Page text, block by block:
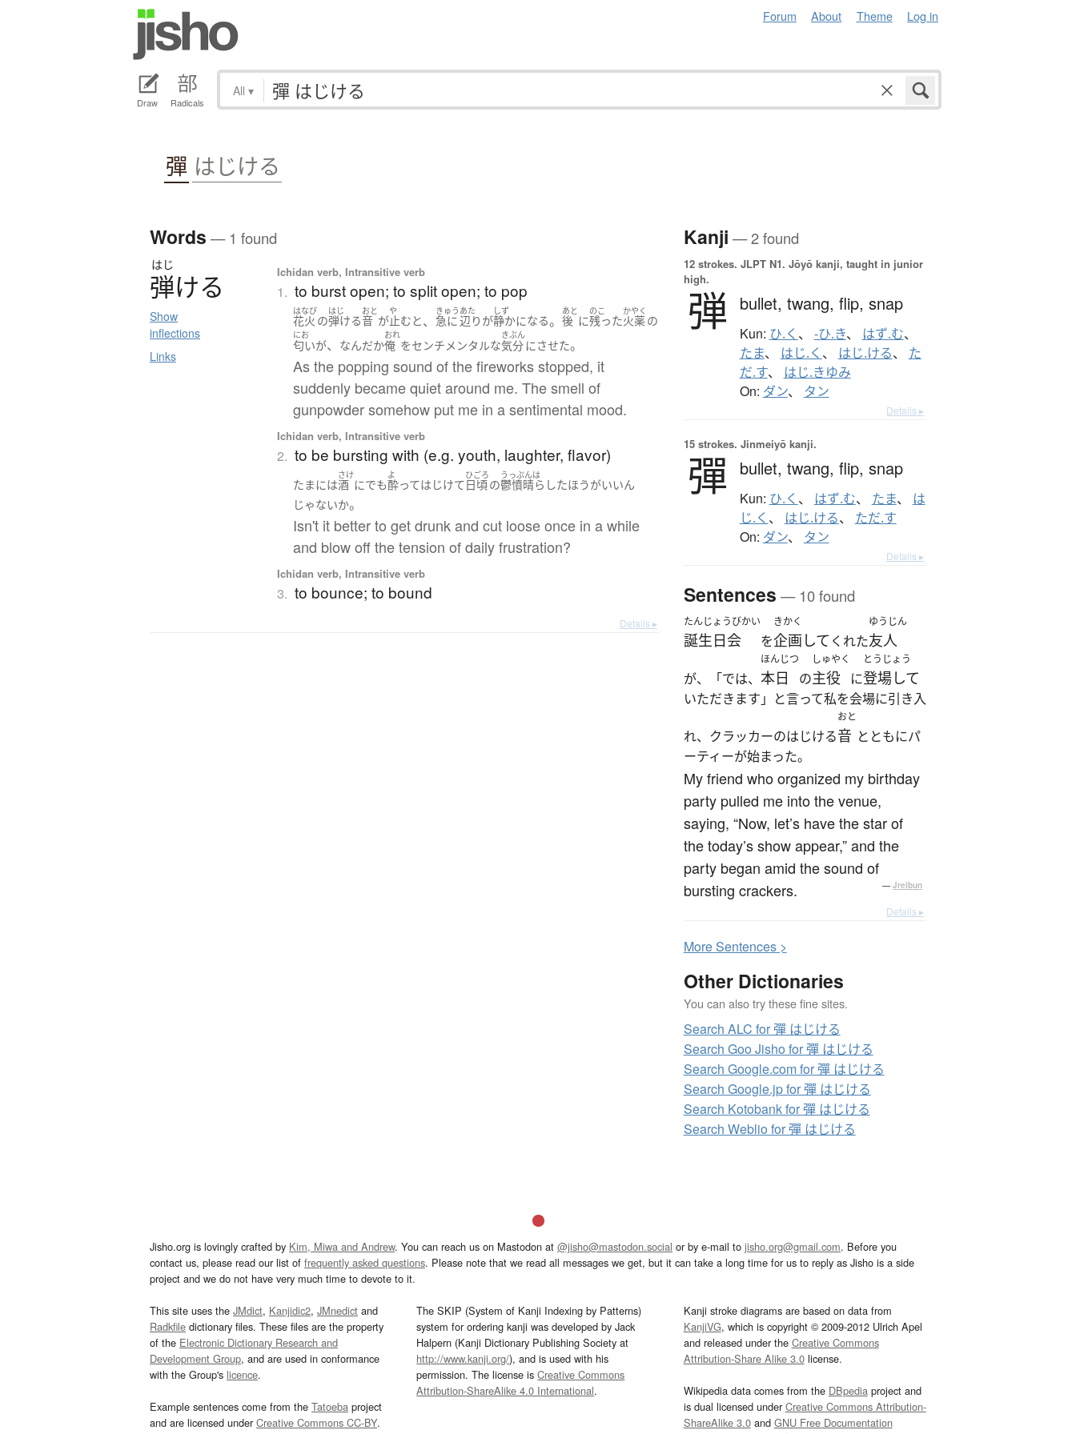
Forum About Theme Log in
Draw Radicals
All ▾
彈 はじける
Words — 1 found
はじ
弾ける
Show
inflections
Links
Ichidan verb, Intransitive verb
1. to burst open; to split open; to pop
はなび
花火 の
はじ
弾ける
おと
音 が
や
止む と、
きゅう
急に
あた
辺り が
しず
静かになる。
あと
後 に
のこ
残った
かやく
火薬の
にお
匂いが、 なんだか
おれ
俺 をセンチメンタルな
きぶん
気分にさせた。
As the popping sound of the fireworks stopped, it
suddenly became quiet around me. The smell of
gunpowder somehow put me in a sentimental mood.
Ichidan verb, Intransitive verb
2. to be bursting with (e.g. youth, laughter, flavor)
たまには
さけ
酒 にでも
よ
酔ってはじけて
ひごろ
日頃の
うっぷんは
鬱憤晴らしたほうがいいん
じゃないか。
Isn't it better to get drunk and cut loose once in a while
and blow off the tension of daily frustration?
Ichidan verb, Intransitive verb
3. to bounce; to bound
Details ▸
Kanji — 2 found
12 strokes. JLPT N1. Jōyō kanji, taught in junior
high.
弾 bullet, twang, flip, snap
Kun: ひ.く 、 -ひ.き、 はず.む、
たま、 はじ.く 、 はじ.ける、 た
だ.す、 はじ.きゆみ
On: ダン、 タン
Details ▸
15 strokes. Jinmeiyō kanji.
彈 bullet, twang, flip, snap
Kun: ひ.く 、 はず.む、 たま、 は
じ.く 、 はじ.ける、 ただ.す
On: ダン、 タン
Details ▸
Sentences — 10 found
たんじょうびかい
誕生日会 を
きかく
企画して くれた
ゆうじん
友人
が、「では、
ほんじつ
本日 の
しゅやく
主役 に
とうじょう
登場して
いただきます」と言って私を会場に引き入
れ、クラッカーのはじける
おと
音 とともにパ
ーティーが始まった。
My friend who organized my birthday
party pulled me into the venue,
saying, “Now, let’s have the star of
the today’s show appear,” and the
party began amid the sound of
bursting crackers.
— Jreibun
Details ▸
MoreSentences >
Other Dictionaries
You can also try these fine sites.
Search ALC for 彈 はじける
Search Goo Jisho for 彈 はじける
Search Google.com for 彈 はじける
Search Google.jp for 彈 はじける
Search Kotobank for 彈 はじける
Search Weblio for 彈 はじける
Jisho.org is lovingly crafted by Kim, Miwa and Andrew. You can reach us on Mastodon at @jisho@mastodon.social or by e-mail to jisho.org@gmail.com. Before you
contact us, please read our list of frequently asked questions. Please note that we read all messages we get, but it can take a long time for us to reply as Jisho is a side
project and we do not have very much time to devote to it.
This site uses the JMdict, Kanjidic2, JMnedict and
Radkfile dictionary files. These files are the property
of the Electronic Dictionary Research and
Development Group, and are used in conformance
with the Group's licence.
Example sentences come from the Tatoeba project
and are licensed underCreative Commons CC-BY.
The SKIP (System of Kanji Indexing by Patterns)
system for ordering kanji was developed by Jack
Halpern (Kanji Dictionary Publishing Society at
http://www.kanji.org/), and is used with his
permission. The license isCreative Commons
Attribution-ShareAlike 4.0 International.
Kanji stroke diagrams are based on data from
KanjiVG, which is copyright © 2009-2012 Ulrich Apel
and released under the Creative Commons
Attribution-Share Alike 3.0license.
Wikipedia data comes from the DBpediaproject and
is dual licensed underCreative Commons Attribution-
ShareAlike 3.0and GNU Free Documentation